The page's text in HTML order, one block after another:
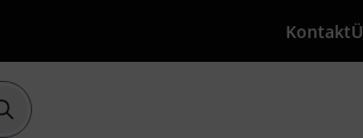
Kontakt
Suche mit Suchwort {searchTerm}